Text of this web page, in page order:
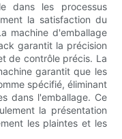
dans les processus
la satisfaction du
machine d'emballage
garantit la précision
de contrôle précis. La
garantit que les
spécifié, éliminant
dans l'emballage. Ce
la présentation
les plaintes et les